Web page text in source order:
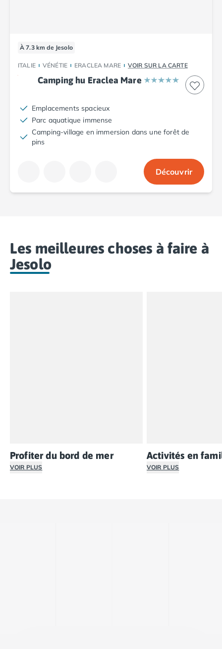
À 7.3 km de Jesolo
ITALIE VÉNÉTIE ERACLEA MARE VOIR SUR LA CARTE
Camping hu Eraclea Mare
Emplacements spacieux
Parc aquatique immense
Camping-village en immersion dans une forêt de
pins
Découvrir
Les meilleures choses à faire à
Jesolo
Profiter du bord de mer
VOIR PLUS
Activités en
VOIR PLUS